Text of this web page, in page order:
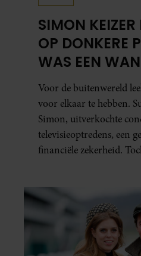
SIMON
OP DONKERE
WAS EEN
HOOFD’
Voor de buitenwereld
voor elkaar te hebben.
Simon, uitverkochte
televisieoptredens, een
financiële zekerheid.
vertelt de zanger dat hij
overleefde en steeds
verwijderd raakte.